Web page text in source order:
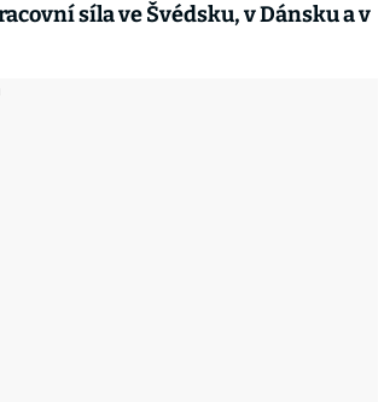
síla ve Švédsku, v Dánsku a v